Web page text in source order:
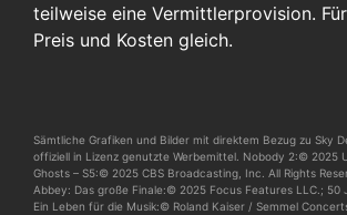
teilweise eine Vermittlerprovision.
Preis und Kosten gleich.
Sämtliche Grafiken und Bilder mit direktem Bezug zu Sky
offiziell in Lizenz genutzte Werbemittel. Nobody 2:© 2025
Ghosts – S5:© 2025 CBS Broadcasting, Inc. All Rights
Abbey: Das große Finale:© 2025 Focus Features LLC.; 50
Ein Leben für die Musik:© Roland Kaiser / Semmel